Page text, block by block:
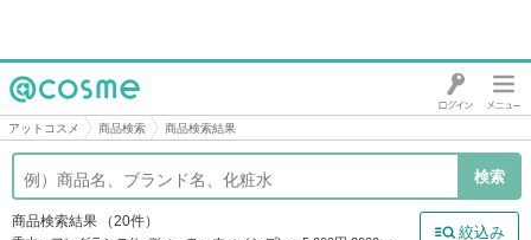
@cosme
アットコスメ 商品検索 商品検索結果
商品検索結果 （20件）
絞込み